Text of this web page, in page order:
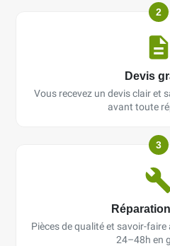
2
Devis
Vous recevez un devis clair et
avant toute
3
Pièces de qualité et savoir-
24–48h en